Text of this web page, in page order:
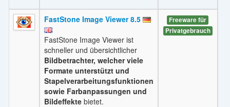
FastStone Image Viewer 8.5
FastStone Image Viewer ist
schneller und übersichtlicher
Bildbetrachter, welcher viele
Formate unterstützt und
Stapelverarbeitungsfunktionen
sowie Farbanpassungen und
Bildeffektebietet.
Freeware für
Privatgebrauch